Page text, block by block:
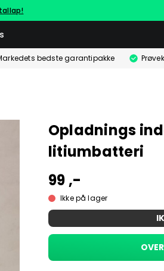
bedste garantipakke
Opladnings
litiumbatteri
99 ,-
Ikke på lager